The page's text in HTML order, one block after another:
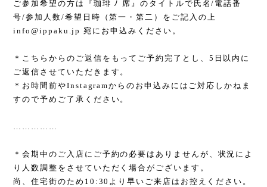
ご参加希望の方は『珈琲 ﾉ 席』のタイトルで氏名/ 電話番
号/参加人数/希望日時（第一・第二）をご記入の上
info@ippaku.jp 宛にお申込みください。
＊こちらからのご返信をもってご予約完了とし、 5 日以内に
ご返信させていただきます。
＊お時間前やInstagramからのお申込みにはご対応しかねま
すので予めご了承ください。
……………
＊会期中のご入店にご予約の必要はありませんが、状況によ
り人数調整をさせていただく場合がございます。
尚、住宅街のため 10:30 より早いご来店はお控えください。